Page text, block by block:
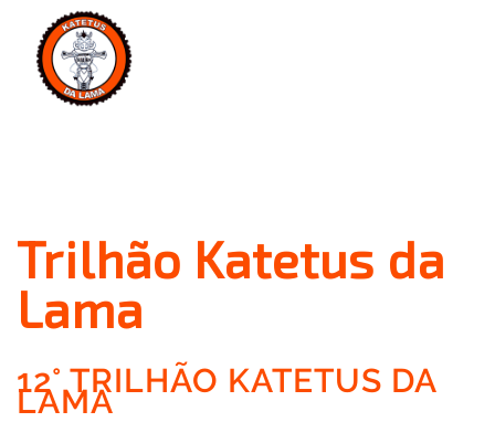
Trilhão Katetus da
Lama
12° TRILHÃO KATETUS DA
LAMA